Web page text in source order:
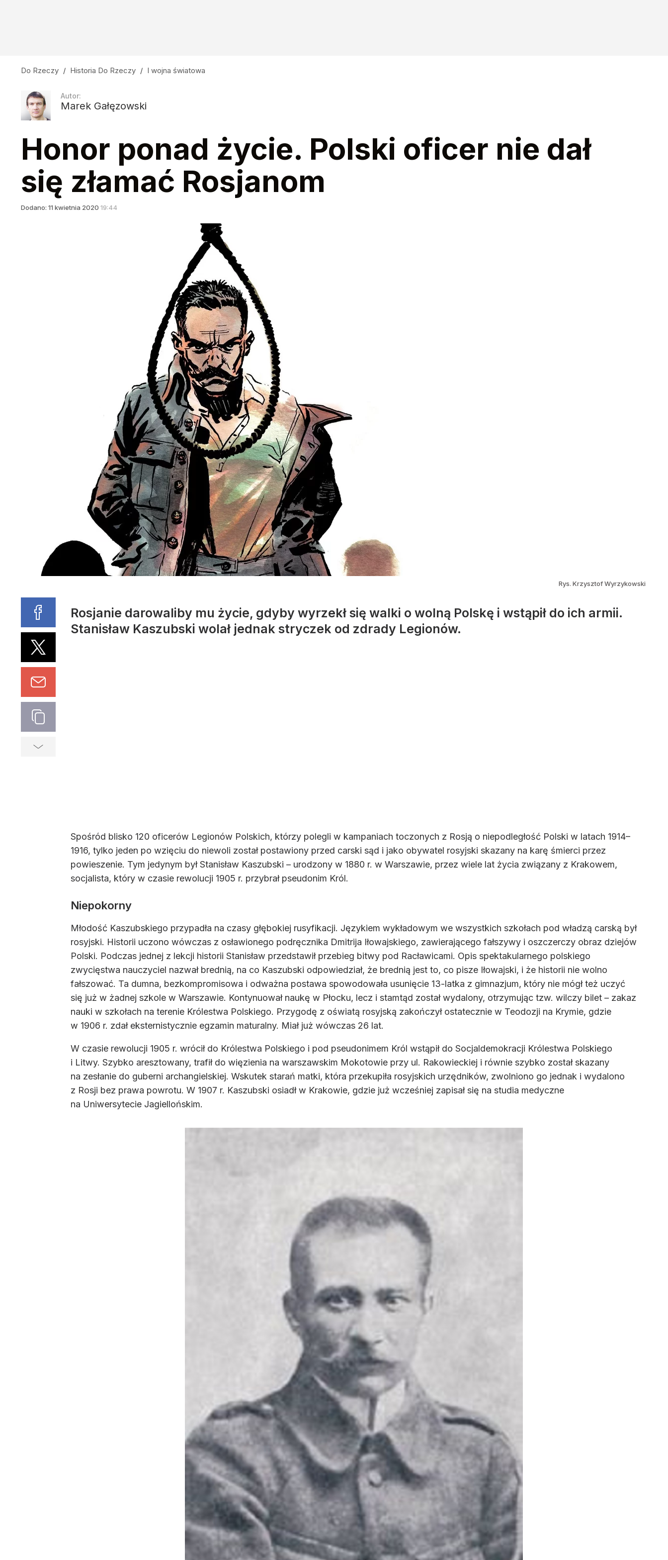
Do Rzeczy / Historia Do Rzeczy / I wojna światowa
Autor:
Marek Gałęzowski
Honor ponad życie. Polski oficer nie dał
się złamać Rosjanom
Dodano: 11 kwietnia 2020 19:44
Rys. Krzysztof Wyrzykowski
Rosjanie darowaliby mu życie, gdyby wyrzekł się walki o wolną Polskę i wstąpił do ich armii.
Stanisław Kaszubski wolał jednak stryczek od zdrady Legionów.
Spośród blisko 120 oficerów Legionów Polskich, którzy polegli w kampaniach toczonych z Rosją o niepodległość Polski w latach 1914–
1916, tylko jeden po wzięciu do niewoli został postawiony przed carski sąd i jako obywatel rosyjski skazany na karę śmierci przez
powieszenie. Tym jedynym był Stanisław Kaszubski – urodzony w 1880 r. w Warszawie, przez wiele lat życia związany z Krakowem,
socjalista, który w czasie rewolucji 1905 r. przybrał pseudonim Król.
Niepokorny
Młodość Kaszubskiego przypadła na czasy głębokiej rusyfikacji. Językiem wykładowym we wszystkich szkołach pod władzą carską był
rosyjski. Historii uczono wówczas z osławionego podręcznika Dmitrija Iłowajskiego, zawierającego fałszywy i oszczerczy obraz dziejów
Polski. Podczas jednej z lekcji historii Stanisław przedstawił przebieg bitwy pod Racławicami. Opis spektakularnego polskiego
zwycięstwa nauczyciel nazwał brednią, na co Kaszubski odpowiedział, że brednią jest to, co pisze Iłowajski, i że historii nie wolno
fałszować. Ta dumna, bezkompromisowa i odważna postawa spowodowała usunięcie 13-latka z gimnazjum, który nie mógł też uczyć
się już w żadnej szkole w Warszawie. Kontynuował naukę w Płocku, lecz i stamtąd został wydalony, otrzymując tzw. wilczy bilet – zakaz
nauki w szkołach na terenie Królestwa Polskiego. Przygodę z oświatą rosyjską zakończył ostatecznie w Teodozji na Krymie, gdzie
w 1906 r. zdał eksternistycznie egzamin maturalny. Miał już wówczas 26 lat.
W czasie rewolucji 1905 r. wrócił do Królestwa Polskiego i pod pseudonimem Król wstąpił do Socjaldemokracji Królestwa Polskiego
i Litwy. Szybko aresztowany, trafił do więzienia na warszawskim Mokotowie przy ul. Rakowieckiej i równie szybko został skazany
na zesłanie do guberni archangielskiej. Wskutek starań matki, która przekupiła rosyjskich urzędników, zwolniono go jednak i wydalono
z Rosji bez prawa powrotu. W 1907 r. Kaszubski osiadł w Krakowie, gdzie już wcześniej zapisał się na studia medyczne
na Uniwersytecie Jagiellońskim.